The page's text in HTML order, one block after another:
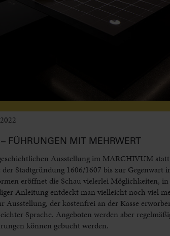
FÜHRUNGEN MIT MEHRWERT
Ausstellung im MARCHIVUM
Stadtgründung 1606/1607 bis zur
eröffnet die Schau vielerlei Möglichkeiten,
Anleitung entdeckt man vielleicht noch viel
der kostenfrei an der Kasse
Sprache. Angeboten werden aber
können gebucht werden.